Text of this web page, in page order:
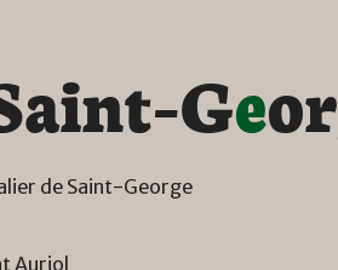
aint-Geor
de Saint-George
Auriol